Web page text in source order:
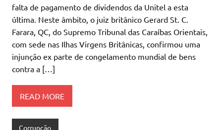
falta de pagamento de dividendos da Unitel a esta
última. Neste âmbito, o juiz britânico Gerard St. C.
Farara, QC, do Supremo Tribunal das Caraíbas Orientais,
com sede nas Ilhas Virgens Britânicas, confirmou uma
injunção ex parte de congelamento mundial de bens
contra a […]
READ MORE
Corrupção